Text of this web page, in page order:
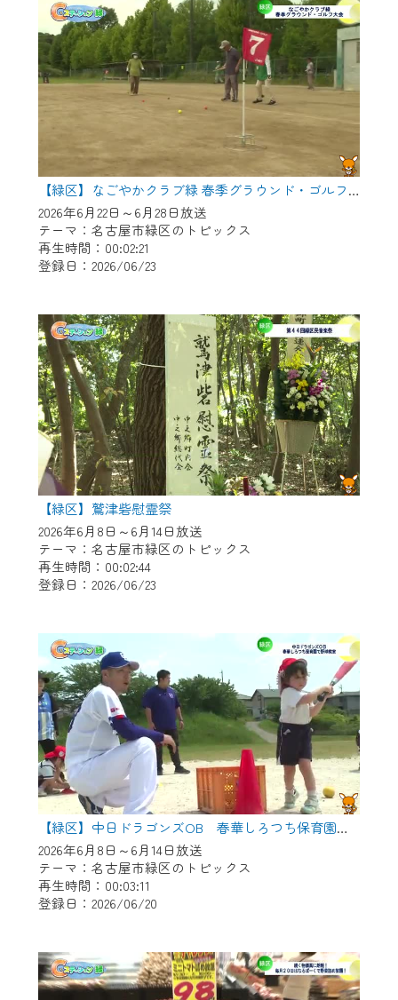
【緑区】なごやかクラブ緑 春季グラウンド・ゴルフ大会
2026年6月22日～6月28日放送
テーマ：名古屋市緑区のトピックス
再生時間：00:02:21
登録日：2026/06/23
【緑区】鷲津砦慰霊祭
2026年6月8日～6月14日放送
テーマ：名古屋市緑区のトピックス
再生時間：00:02:44
登録日：2026/06/23
【緑区】中日ドラゴンズOB 春華しろつち保育園で野球教室
2026年6月8日～6月14日放送
テーマ：名古屋市緑区のトピックス
再生時間：00:03:11
登録日：2026/06/20